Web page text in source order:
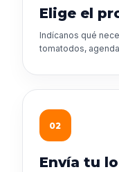
Elige el
Indícanos qué
tomatodos,
02
Envía tu